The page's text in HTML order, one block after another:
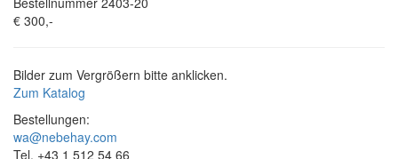
€ 300,-
Bilder zum Vergrößern bitte anklicken.
Zum Katalog
Bestellungen:
wa@nebehay.com
Tel. +43 1 512 54 66